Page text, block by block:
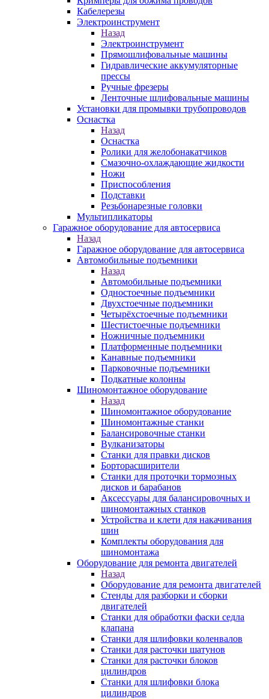
Кабелерезы
Электроинструмент
Назад
Электроинструмент
Прямошлифовальные машины
Гидравлические аккумуляторные
прессы
Ручные фрезеры
Ленточные шлифовальные машины
Установки для промывки трубопроводов
Оснастка
Назад
Оснастка
Ролики для желобонакатчиков
Смазочно-охлаждающие жидкости
Ножи
Приспособления
Подставки
Резьбонарезные головки
Мультипликаторы
Гаражное оборудование для автосервиса
Назад
Гаражное оборудование для автосервиса
Автомобильные подъемники
Назад
Автомобильные подъемники
Одностоечные подъемники
Двухстоечные подъемники
Четырёхстоечные подъемники
Шестистоечные подъемники
Ножничные подъемники
Платформенные подъемники
Канавные подъемники
Парковочные подъемники
Подкатные колонны
Шиномонтажное оборудование
Назад
Шиномонтажное оборудование
Шиномонтажные станки
Балансировочные станки
Вулканизаторы
Станки для правки дисков
Борторасширители
Станки для проточки тормозных
дисков и барабанов
Аксессуары для балансировочных и
шиномонтажных станков
Устройства и клети для накачивания
шин
Комплекты оборудования для
шиномонтажа
Оборудование для ремонта двигателей
Назад
Оборудование для ремонта двигателей
Стенды для разборки и сборки
двигателей
Станки для обработки фаски седла
клапана
Станки для шлифовки коленвалов
Станки для расточки шатунов
Станки для расточки блоков
цилиндров
Станки для шлифовки блока
цилиндров